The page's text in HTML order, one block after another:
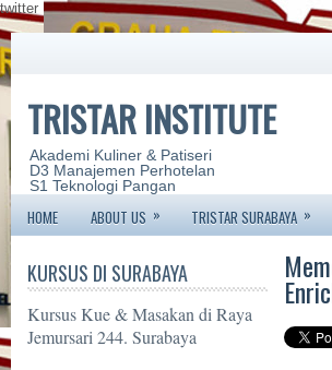
twitter
TRISTAR INSTITUTE
Akademi Kuliner & Patiseri
D3 Manajemen Perhotelan
S1 Teknologi Pangan
HOME ABOUT US » TRISTAR SURABAYA »
KURSUS DI SURABAYA
Kursus Kue & Masakan di Raya
Jemursari 244. Surabaya